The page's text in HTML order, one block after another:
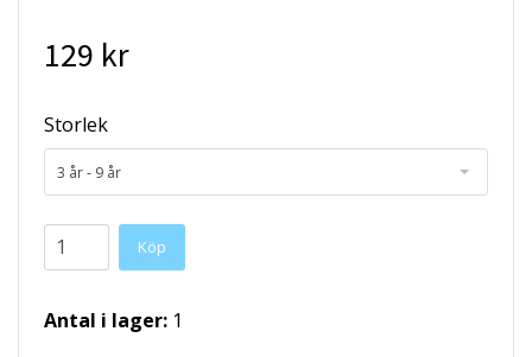
129 kr
Storlek
3 år - 9 år
Köp
Antal i lager: 1